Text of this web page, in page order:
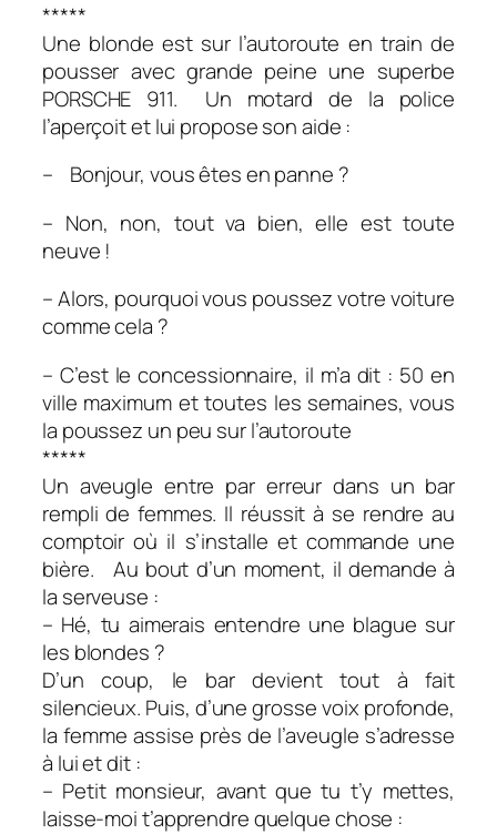
*****
Une blonde est sur l’autoroute en train de
pousser avec grande peine une superbe
PORSCHE 911. Un motard de la police
l’aperçoit et lui propose son aide :
– Bonjour, vous êtes en panne ?
– Non, non, tout va bien, elle est toute
neuve !
– Alors, pourquoi vous poussez votre voiture
comme cela ?
– C’est le concessionnaire, il m’a dit : 50 en
ville maximum et toutes les semaines, vous
la poussez un peu sur l’autoroute
*****
Un aveugle entre par erreur dans un bar
rempli de femmes. Il réussit à se rendre au
comptoir où il s’installe et commande une
bière. Au bout d’un moment, il demande à
la serveuse :
– Hé, tu aimerais entendre une blague sur
les blondes ?
D’un coup, le bar devient tout à fait
silencieux. Puis, d’une grosse voix profonde,
la femme assise près de l’aveugle s’adresse
à lui et dit :
– Petit monsieur, avant que tu t’y mettes,
laisse-moi t’apprendre quelque chose :